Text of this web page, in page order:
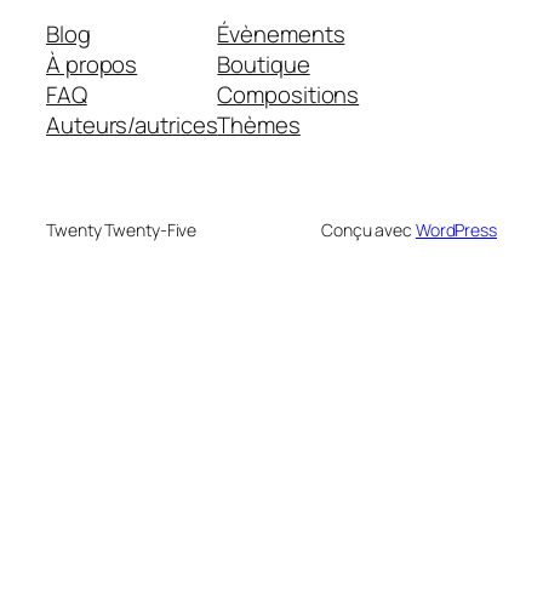
Blog
À propos
FAQ
Auteurs/autrices
Évènements
Boutique
Compositions
Thèmes
Twenty Twenty-Five Conçu avec WordPress